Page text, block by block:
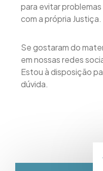
para evitar
com a própria Justiça.
Se gostaram do
em nossas redes
Estou à disposição
dúvida.